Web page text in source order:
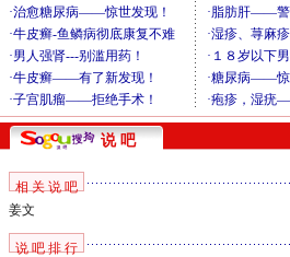
说 吧
相 关 说 吧
姜文
说 吧 排 行